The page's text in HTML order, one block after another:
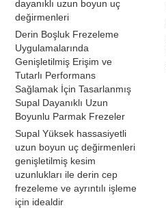
dayanıklı uzun boyun uç
değirmenleri
Derin Boşluk Frezeleme
Uygulamalarında
Genişletilmiş Erişim ve
Tutarlı Performans
Sağlamak İçin Tasarlanmış
Supal Dayanıklı Uzun
Boyunlu Parmak Frezeler
Supal Yüksek hassasiyetli
uzun boyun uç değirmenleri
genişletilmiş kesim
uzunlukları ile derin cep
frezeleme ve ayrıntılı işleme
için idealdir